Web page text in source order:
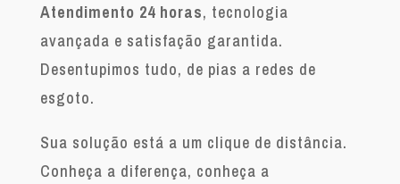
Atendimento 24 horas, tecnologia
avançada e satisfação garantida.
Desentupimos tudo, de pias a redes de
esgoto.
Sua solução está a um clique de distância.
Conheça a diferença, conheça a